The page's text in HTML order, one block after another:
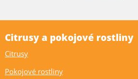
Citrusy a pokojové rostliny
Citrusy
Pokojové rostliny